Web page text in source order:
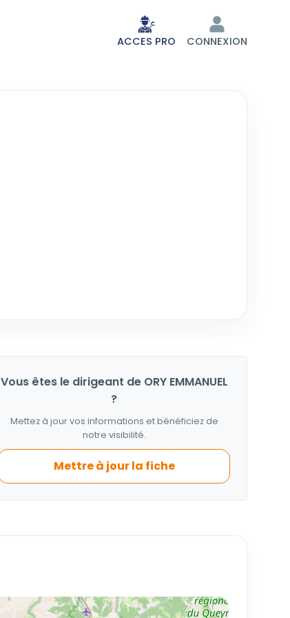
ACCES PRO CONNEXION
Vous êtes le dirigeant de ORY EMMANUEL
?
Mettez à jour vos informations et bénéficiez de
notre visibilité.
Mettre à jour la fiche